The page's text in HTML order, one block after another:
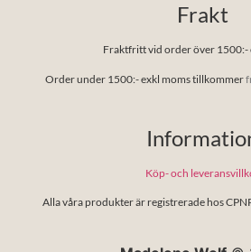
Frakt
Fraktfritt vid order över 1500:-
Order under 1500:- exkl moms tillkommer
Köp- och
Alla våra produkter är registrerade hos